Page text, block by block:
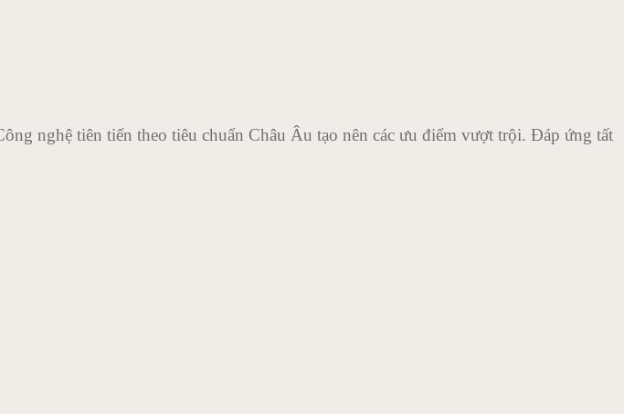
nghệ tiên tiến theo tiêu chuẩn Châu Âu tạo nên các ưu điểm vượt trội. Đáp ứng tất